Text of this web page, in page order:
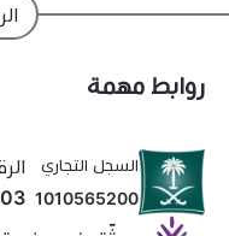
روابط مهمة
السجل التجاري
1010565200